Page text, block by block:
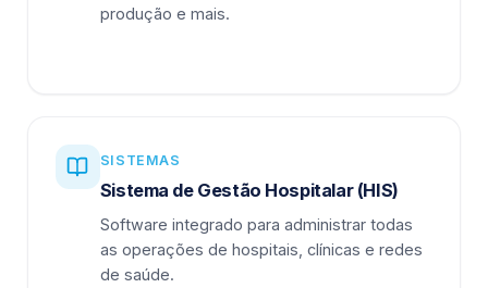
produção e mais.
SISTEMAS
Sistema de Gestão Hospitalar (HIS)
Software integrado para administrar todas
as operações de hospitais, clínicas e redes
de saúde.